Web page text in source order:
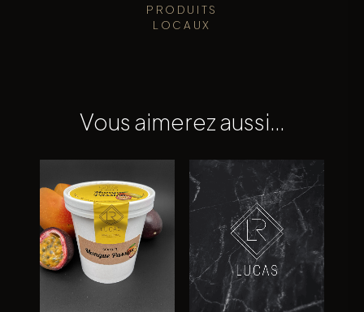
PRODUITS
LOCAUX
Vous aimerez aussi…